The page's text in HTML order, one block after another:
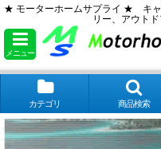
★ モーターホームサプライ ★ キャ
リー、アウト
メニュー
カテゴリ 商品検索